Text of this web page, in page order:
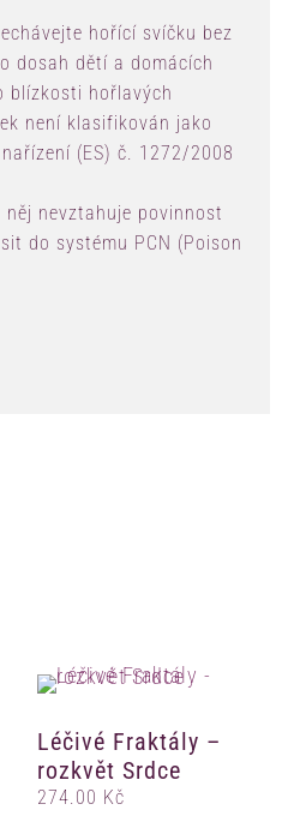
hořící svíčku bez
dosah dětí a domácích
blízkosti hořlavých
není klasifikován jako
(ES) č. 1272/2008
nevztahuje povinnost
do systému PCN (Poison
Léčivé Fraktály –
rozkvět Srdce
274.00 Kč